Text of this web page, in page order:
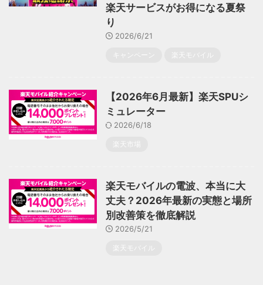
楽天サービスがお得になる夏祭
り
2026/6/21
キャンペーン 楽天モバイル
【2026年6月最新】楽天SPUシ
ミュレーター
2026/6/18
楽天市場
楽天モバイルの電波、本当に大
丈夫？2026年最新の実態と場所
別改善策を徹底解説
2026/5/21
楽天モバイル